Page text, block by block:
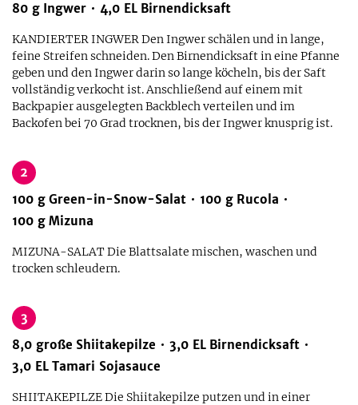
80 g Ingwer 4,0 EL Birnendicksaft
KANDIERTER INGWER Den Ingwer schälen und in lange,
feine Streifen schneiden. Den Birnendicksaft in eine Pfanne
geben und den Ingwer darin so lange köcheln, bis der Saft
vollständig verkocht ist. Anschließend auf einem mit
Backpapier ausgelegten Backblech verteilen und im
Backofen bei 70 Grad trocknen, bis der Ingwer knusprig ist.
2
100 g Green-in-Snow-Salat 100 g Rucola
100 g Mizuna
MIZUNA-SALAT Die Blattsalate mischen, waschen und
trocken schleudern.
3
8,0 große Shiitakepilze 3,0 EL Birnendicksaft
3,0 EL Tamari Sojasauce
SHIITAKEPILZE Die Shiitakepilze putzen und in einer